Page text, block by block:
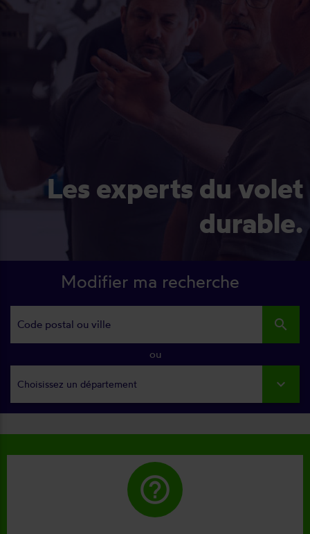
Les experts du volet
durable.
Modifier ma recherche
search
ou
Choisissez un département
help_outline